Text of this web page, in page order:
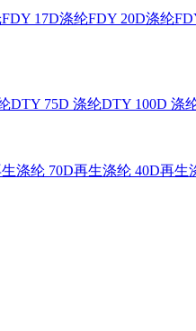
17D涤纶FDY 20D涤纶
DTY 75D 涤纶DTY 100D 涤
涤纶 70D再生涤纶 40D再生